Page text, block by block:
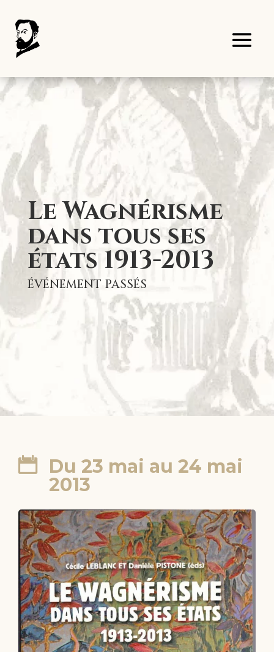
Le Wagnérisme
dans tous ses
états 1913-2013
ÉVÉNEMENT PASSÉS
Du 23 mai au 24 mai
2013